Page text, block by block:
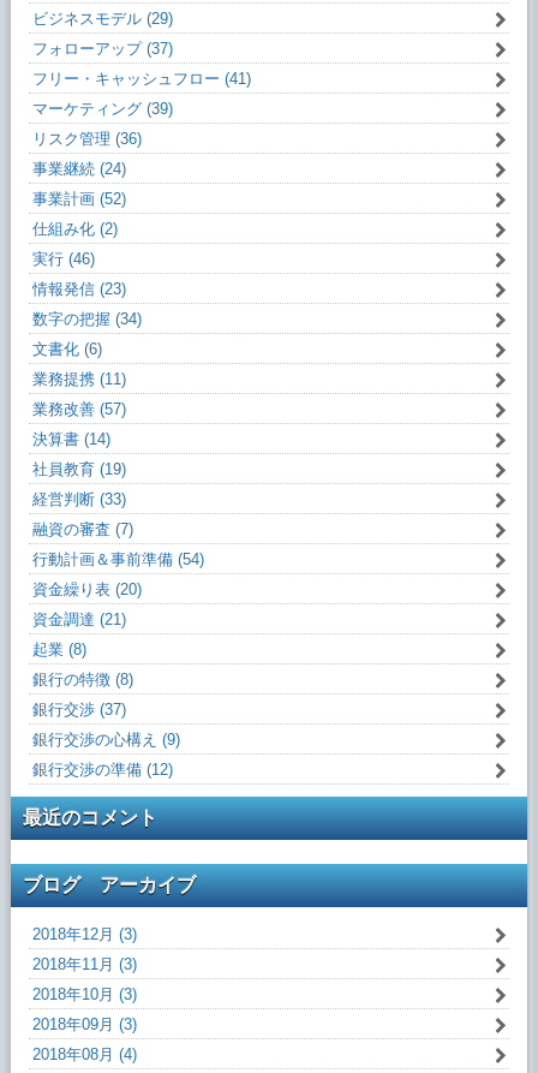
ビジネスモデル (29)
フォローアップ (37)
フリー・キャッシュフロー (41)
マーケティング (39)
リスク管理 (36)
事業継続 (24)
事業計画 (52)
仕組み化 (2)
実行 (46)
情報発信 (23)
数字の把握 (34)
文書化 (6)
業務提携 (11)
業務改善 (57)
決算書 (14)
社員教育 (19)
経営判断 (33)
融資の審査 (7)
行動計画＆事前準備 (54)
資金繰り表 (20)
資金調達 (21)
起業 (8)
銀行の特徴 (8)
銀行交渉 (37)
銀行交渉の心構え (9)
銀行交渉の準備 (12)
最近のコメント
ブログ アーカイブ
2018年12月 (3)
2018年11月 (3)
2018年10月 (3)
2018年09月 (3)
2018年08月 (4)